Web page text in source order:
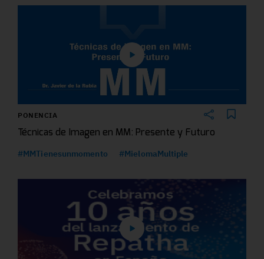
PONENCIA
Técnicas de Imagen en MM: Presente y Futuro
#MMTienesunmomento #MielomaMultiple